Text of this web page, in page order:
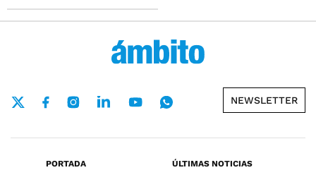
NEWSLETTER
PORTADA
ÚLTIMAS NOTICIAS